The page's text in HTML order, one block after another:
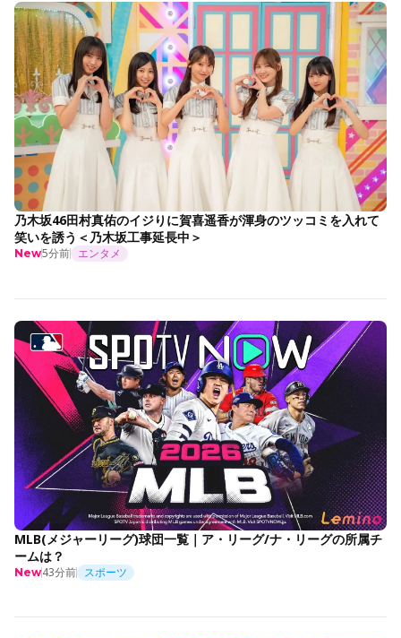
乃木坂46田村真佑のイジりに賀喜遥香が渾身のツッコミを入れて
笑いを誘う＜乃木坂工事延長中＞
New5分前 エンタメ
MLB(メジャーリーグ)球団一覧｜ア・リーグ/ナ・リーグの所属チ
ームは？
New43分前 スポーツ